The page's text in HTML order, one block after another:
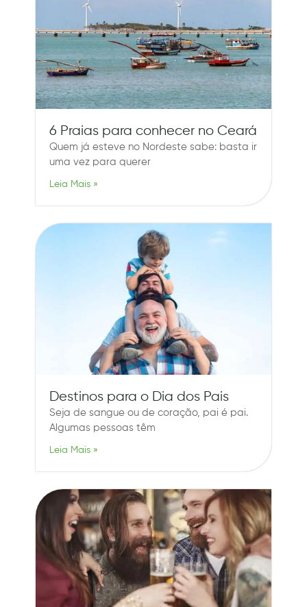
6 Praias para conhecer no Ceará
Quem já esteve no Nordeste sabe: basta ir
uma vez para querer
Leia Mais »
Destinos para o Dia dos Pais
Seja de sangue ou de coração, pai é pai.
Algumas pessoas têm
Leia Mais »